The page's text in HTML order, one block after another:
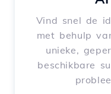
Vind snel de
met behulp
unieke,
beschikbare